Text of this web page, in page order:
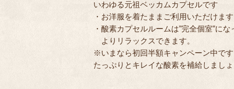
いわゆる元祖ベッカムカプセルです
・お洋服を着たままご利用いただけます
・酸素カプセルルームは”完全個室”に
よりリラックスできます。
※いまなら初回半額キャンペーン中です
たっぷりとキレイな酸素を補給しましょ